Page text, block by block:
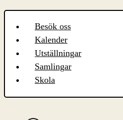
Besök oss
Kalender
Utställningar
Samlingar
Skola